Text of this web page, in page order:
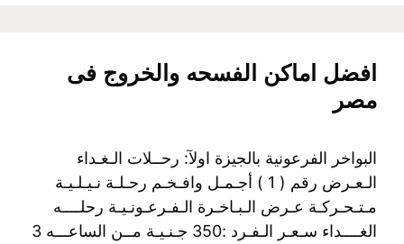
افضل اماكن الفسحه والخروج فى
مصر
البواخر الفرعونية بالجيزة اولآ: رحــلات الـغـداء
الـعـرض رقم ( 1 ) أجـمـل وافـخـم رحـلـة نـيـلـيـة
مـتـحـركـة عـرض الـبـاخـرة الـفـرعـونـيـة رحلــــه
الغــــداء سـعـر الـفـرد :350 جـنـيـة مــن الساعـــه 3